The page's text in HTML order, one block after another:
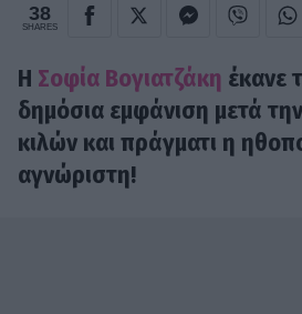
38
SHARES
H Σοφία Βογιατζάκη έκανε
δημόσια εμφάνιση μετά
κιλών και πράγματι η
αγνώριστη!